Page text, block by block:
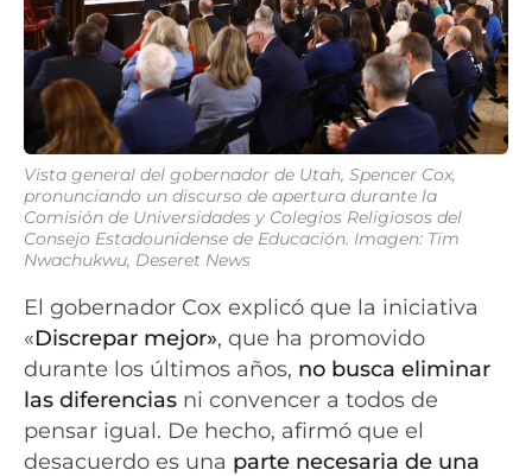
Vista general del gobernador de Utah, Spencer Cox,
pronunciando un discurso de apertura durante la
Comisión de Universidades y Colegios Religiosos del
Consejo Estadounidense de Educación. Imagen: Tim
Nwachukwu, Deseret News
El gobernador Cox explicó que la iniciativa
«Discrepar mejor», que ha promovido
durante los últimos años, no busca eliminar
las diferencias ni convencer a todos de
pensar igual. De hecho, afirmó que el
desacuerdo es una parte necesaria de una